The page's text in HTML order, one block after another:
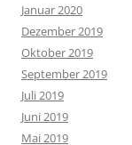
Januar 2020
Dezember 2019
Oktober 2019
September 2019
Juli 2019
Juni 2019
Mai 2019